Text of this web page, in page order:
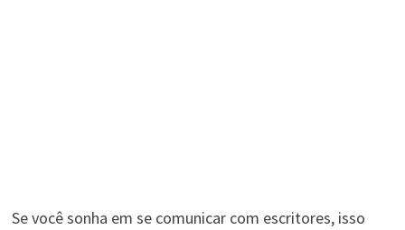
Se você sonha em se comunicar com escritores, isso